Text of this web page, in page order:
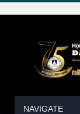
NAVIGATE